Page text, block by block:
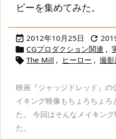
ビーを集めてみた。
 2012年10月25日 
 CGプロダクション関連 ,
 The Mill , ヒーロー , 撮
映画『ジャッジドレッド』の
イキング映像もちょろちょろ
た。 今回はそんなメイキン
た。